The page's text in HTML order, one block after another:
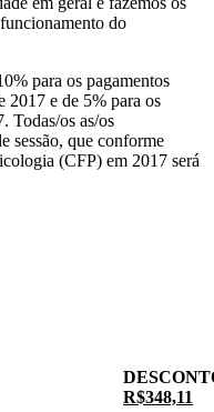
do
para os pagamentos
2017 e de 5% para os
Todas/os as/os
sessão, que conforme
(CFP) em 2017 será
R$348,11